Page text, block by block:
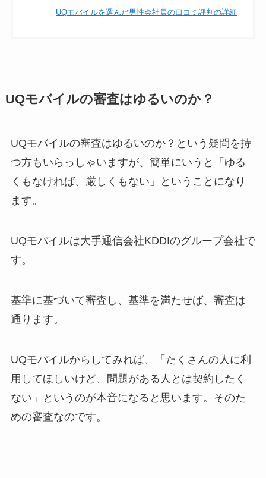
UQモバイルを選んだ男性会社員の口コミ評判の詳細
UQモバイルの審査はゆるいのか？
UQモバイルの審査はゆるいのか？という疑問を持
つ方もいらっしゃいますが、簡単にいうと「ゆる
くもなければ、厳しくもない」ということになり
ます。
UQモバイルは大手通信会社KDDIのグループ会社で
す。
基準に基づいて審査し、基準を満たせば、審査は
通ります。
UQモバイルからしてみれば、「 たくさんの人に利
用してほしいけど、問題がある人とは契約したく
ない 」というのが本音になると思います。そのた
めの審査なのです。